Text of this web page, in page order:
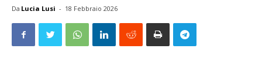
Da Lucia Lusi - 18 Febbraio 2026